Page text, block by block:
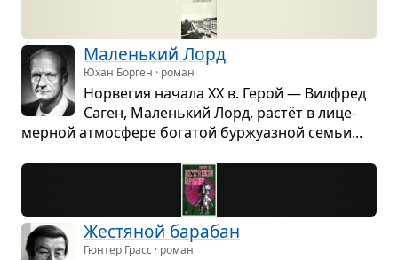
Малень­кий Лорд
Юхан Борген · роман
Нор­ве­гия начала XX в. Герой — Вил­фред
Саген, Малень­кий Лорд, растёт в лице­
мер­ной атмо­сфере бога­той бур­жу­аз­ной семьи...
Жестя­ной бара­бан
Гюнтер Грасс · роман